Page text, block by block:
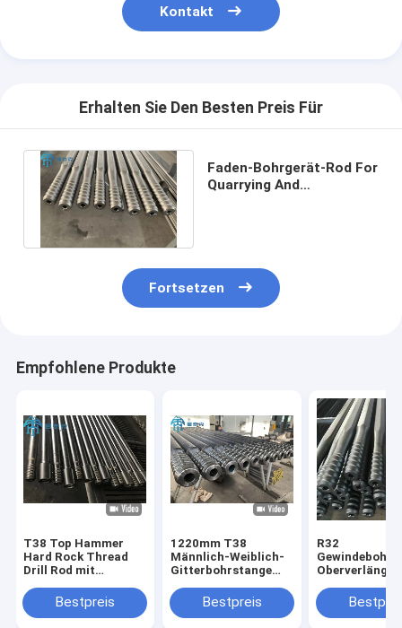
Kontakt
Erhalten Sie Den Besten Preis Für
Faden-Bohrgerät-Rod For
Quarrying And
Fortsetzen
Empfohlene Produkte
T38 Top Hammer
Hard Rock Thread
Drill Rod mit
und Tunnelbau
Bestpreis
1220mm T38
Männlich-Weiblich-
Gitterbohrstange
Bergbau und
Felsbohrung
Bestpreis
R32
Hexagonale
runde